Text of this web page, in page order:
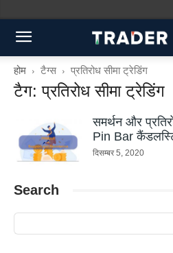
होम टैग्स प्रतिरोध सीमा ट्रेडिंग
टैग: प्रतिरोध सीमा ट्रेडिंग
समर्थन और
Pin Bar
दिसम्बर 5, 2020
Search